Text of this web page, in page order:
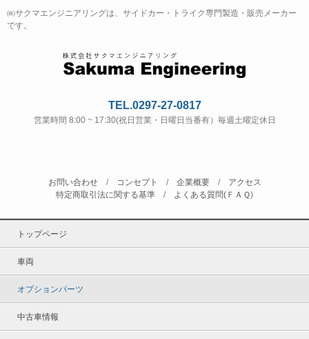
㈱サクマエンジニアリングは、サイドカー・トライク専門製造・販売メーカー
です。
TEL.0297-27-0817
営業時間 8:00 ~ 17:30(祝日営業・日曜日当番有）毎週土曜定休日
お問い合わせ/ コンセプト / 企業概要/
アクセス
特定商取引法に関する基準 / よくある質問(ＦＡＱ)
トップページ
車両
オプションパーツ
中古車情報